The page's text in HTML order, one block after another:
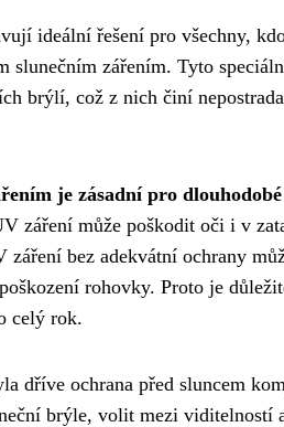
ideální řešení pro všechny,
slunečním zářením. Tyto
brýlí, což z nich činí
je zásadní pro
záření může poškodit oči i v
bez adekvátní ochrany
rohovky. Proto je
celý rok.
dříve ochrana před sluncem
brýle, volit mezi viditelností